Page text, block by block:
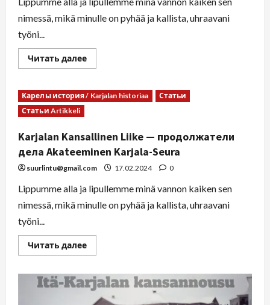
nimessä, mikä minulle on pyhää ja kallista, uhraavani
työni...
Читать далее
Карелы история / Karjalan historiaa
Статьи
Статьи Artikkeli
Karjalan Kansallinen Liike — продолжатели
дела Akateeminen Karjala-Seura
suurlintu@gmail.com 17.02.2024 0
Lippumme alla ja lipullemme minä vannon kaiken sen
nimessä, mikä minulle on pyhää ja kallista, uhraavani
työni...
Читать далее